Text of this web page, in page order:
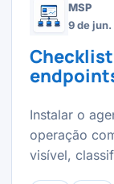
MSP
9 de
Instalar o
operação
visível,